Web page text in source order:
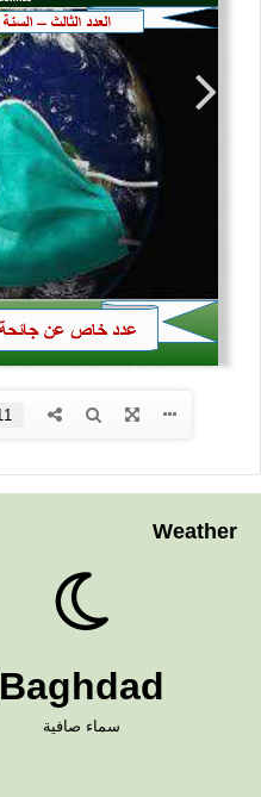
Weather
Baghdad
سماء صافية